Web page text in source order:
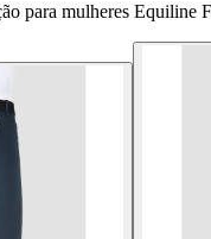
para mulheres Equiline